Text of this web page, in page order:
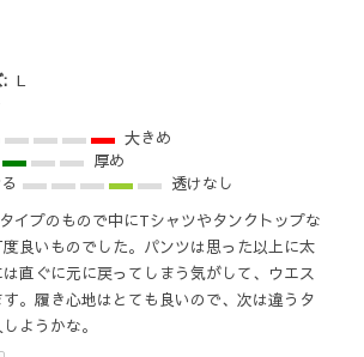
L
大きめ
厚め
透けなし
イプのもので中にTシャツやタンクトップな
良いものでした。パンツは思った以上に太
直ぐに元に戻ってしまう気がして、ウエス
。履き心地はとても良いので、次は違うタ
ようかな。